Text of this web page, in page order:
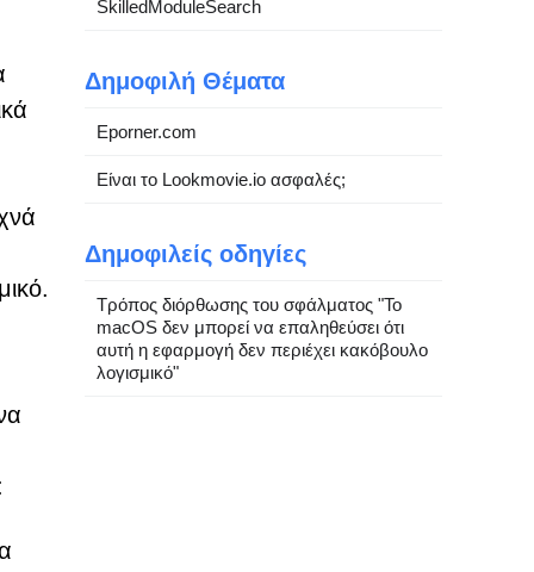
SkilledModuleSearch
Δημοφιλή Θέματα
Eporner.com
Είναι το Lookmovie.io ασφαλές;
Δημοφιλείς οδηγίες
Τρόπος διόρθωσης του σφάλματος "Το
macOS δεν μπορεί να επαληθεύσει ότι
αυτή η εφαρμογή δεν περιέχει κακόβουλο
λογισμικό"